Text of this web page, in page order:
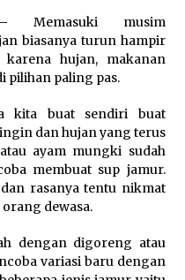
Kapal, Puan
Faktor Keamanan
Majelis
Manusia, Megawati
Perempuan Bukan
Merawat Dan
Memasuki musim
biasanya turun hampir
hujan, makanan
pilihan paling pas.
kita buat sendiri buat
dan hujan yang terus
ayam mungki sudah
membuat sup jamur.
rasanya tentu nikmat
dewasa.
dengan digoreng atau
variasi baru dengan